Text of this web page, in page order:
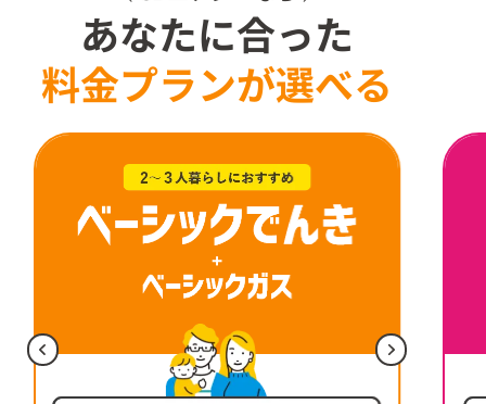
あなたに合った
料金プランが選べる